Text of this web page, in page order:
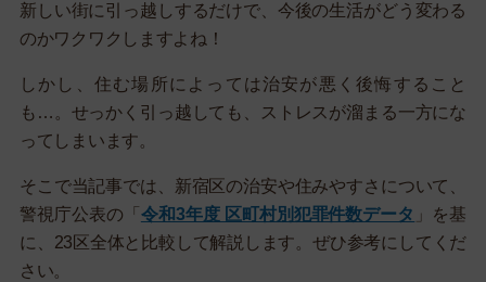
新しい街に引っ越しするだけで、今後の生活がどう変わる
のかワクワクしますよね！
しかし、住む場所によっては治安が悪く後悔すること
も…。せっかく引っ越しても、ストレスが溜まる一方にな
ってしまいます。
そこで当記事では、新宿区の治安や住みやすさについて、
警視庁公表の「 令和3年度 区町村別犯罪件数データ 」を基
に、23区全体と比較して解説します。ぜひ参考にしてくだ
さい。